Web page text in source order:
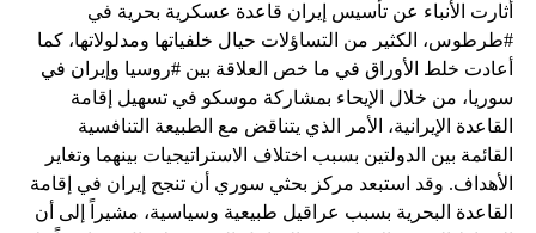
وفي هذا السياق، قال الكاتب والباحث السياسي الفلسطيني
جمال زقوت في حديث لـ”سكاي نيوز عربية”:
حماس ليست عقبة في المفاوضات وأي حديث من هذا
القبيل تجني على الموقف الفلسطيني.
المعضلة الأساسية هي أن نتنياهو يعرض المجتمع
الإسرائيلي والمنطقة للخطر.
أثارت الأنباء عن تأسيس إيران قاعدة عسكرية بحرية في
#طرطوس، الكثير من التساؤلات حيال خلفياتها ومدلولاتها، كما
أعادت خلط الأوراق في ما خص العلاقة بين #روسيا وإيران في
سوريا، من خلال الإيحاء بمشاركة موسكو في تسهيل إقامة
القاعدة الإيرانية، الأمر الذي يتناقض مع الطبيعة التنافسية
القائمة بين الدولتين بسبب اختلاف الاستراتيجيات بينهما وتغاير
الأهداف. وقد استبعد مركز بحثي سوري أن تنجح إيران في إقامة
القاعدة البحرية بسبب عراقيل طبيعية وسياسية، مشيراً إلى أن